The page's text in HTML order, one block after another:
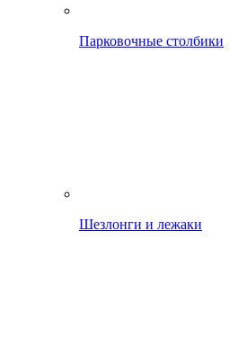
Парковочные столбики
Шезлонги и лежаки